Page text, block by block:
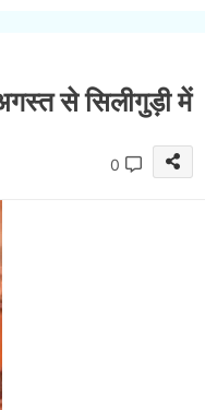
से सिलीगुड़ी में
0